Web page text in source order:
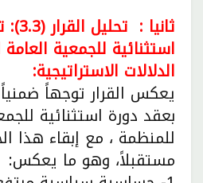
استثنائية للجمعية
الدلالات الاستراتيجية:
يعكس القرار توجهاً
بعقد دورة استثنائية
للمنظمة ، مع إبقاء هذا
مستقبلاً، وهو ما يعكس: